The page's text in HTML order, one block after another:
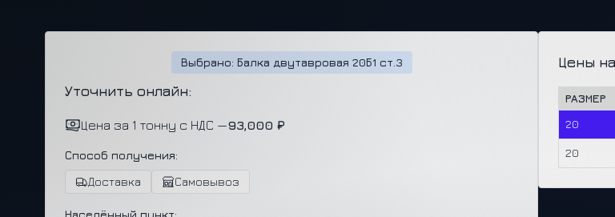
Цены
РАЗМЕР
20
20
Выбрано: Балка двутавровая 20Б1 ст.3
Уточнить онлайн:
Цена за 1 тонну с НДС —93,000 ₽
Способ получения:
Доставка
Самовывоз
Населённый пункт: